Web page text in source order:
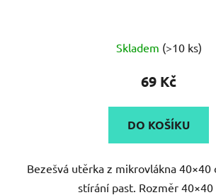
Skladem (>10 ks)
69 Kč
DO KOŠÍKU
Bezešvá utěrka z mikrovlákna 40×40
stírání past. Rozměr 40×40